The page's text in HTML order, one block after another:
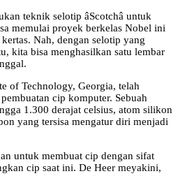
teknik selotip âScotchâ untuk
memulai proyek berkelas Nobel ini
Nah, dengan selotip yang
kita bisa menghasilkan satu lembar
of Technology, Georgia, telah
cip komputer. Sebuah
1.300 derajat celsius, atom silikon
yang tersisa mengatur diri menjadi
untuk membuat cip dengan sifat
cip saat ini. De Heer meyakini,